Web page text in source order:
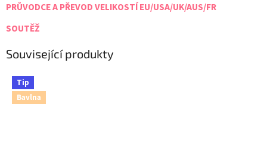
PRŮVODCE A PŘEVOD VELIKOSTÍ EU/USA/UK/AUS/FR
SOUTĚŽ
Související produkty
Tip
Bavlna